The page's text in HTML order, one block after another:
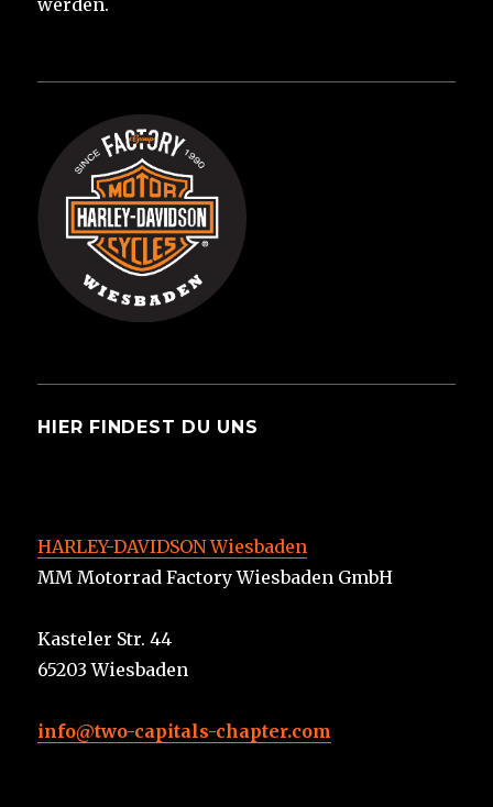
werden.
HIER FINDEST DU UNS
HARLEY-DAVIDSON Wiesbaden
MM Motorrad Factory Wiesbaden GmbH
Kasteler Str. 44
65203 Wiesbaden
info@two-capitals-chapter.com